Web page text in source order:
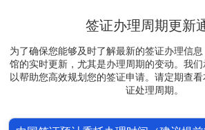
签证办理周期更新
为了确保您能够及时了解最新的签证办理信
馆的实时更新，尤其是办理周期的变动。我们
以帮助您高效规划您的签证申请。请定期查
证处理周期。